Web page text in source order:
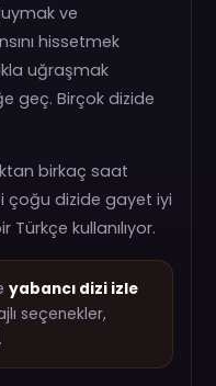
ve
hissetmek
uğraşmak
geç. Birçok dizide
birkaç saat
çoğu dizide gayet iyi
kullanılıyor.
yabancı dizi izle
seçenekler,